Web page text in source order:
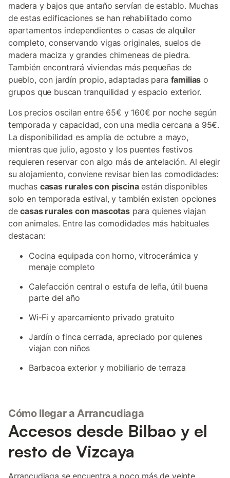
madera y bajos que antaño servían de establo. Muchas
de estas edificaciones se han rehabilitado como
apartamentos independientes o casas de alquiler
completo, conservando vigas originales, suelos de
madera maciza y grandes chimeneas de piedra.
También encontrará viviendas más pequeñas de
pueblo, con jardín propio, adaptadas para familias o
grupos que buscan tranquilidad y espacio exterior.
Los precios oscilan entre 65€ y 160€ por noche según
temporada y capacidad, con una media cercana a 95€.
La disponibilidad es amplia de octubre a mayo,
mientras que julio, agosto y los puentes festivos
requieren reservar con algo más de antelación. Al elegir
su alojamiento, conviene revisar bien las comodidades:
muchas casas rurales con piscinaestán disponibles
solo en temporada estival, y también existen opciones
decasas rurales con mascotaspara quienes viajan
con animales. Entre las comodidades más habituales
destacan:
Cocina equipada con horno, vitrocerámica y
menaje completo
Calefacción central o estufa de leña, útil buena
parte del año
Wi-Fi y aparcamiento privado gratuito
Jardín o finca cerrada, apreciado por quienes
viajan con niños
Barbacoa exterior y mobiliario de terraza
Cómo llegar a Arrancudiaga
Accesos desde Bilbao y el
resto de Vizcaya
Arrancudiaga se encuentra a poco más de veinte